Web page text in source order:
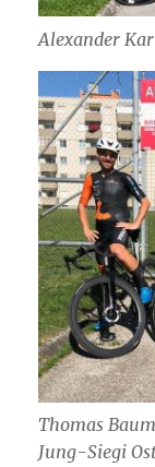
Alexander
Thomas
Jung-Siegi